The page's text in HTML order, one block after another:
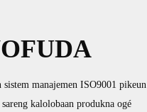
manajemen ISO9001 pikeun
kalolobaan produkna ogé